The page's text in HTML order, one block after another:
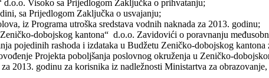
d.o.o. Visoko sa Prijedlogom Zaključka o prihvatanju;
sa Prijedlogom Zaključka o usvajanju;
iz Programa utroška sredstava vodnih naknada za 2013. godinu;
dobojskog kantona“ d.o.o. Zavidovići o poravnanju
pojedinih rashoda i izdataka u Budžetu Zeničko-dobojskog kantona
Projekta poboljšanja poslovnog okruženja u Zeničko-
2013. godinu za korisnika iz nadležnosti Ministartva za